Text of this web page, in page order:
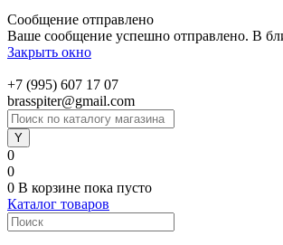
Сообщение отправлено
Ваше сообщение успешно отправлено. В
Закрыть окно
+7 (995) 607 17 07
brasspiter@gmail.com
0
0
0 В корзине пока пусто
Каталог товаров